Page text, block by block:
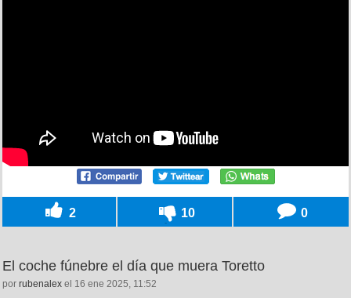
2 10 0
El coche fúnebre el día que muera Toretto
por rubenalex el 16 ene 2025, 11:52